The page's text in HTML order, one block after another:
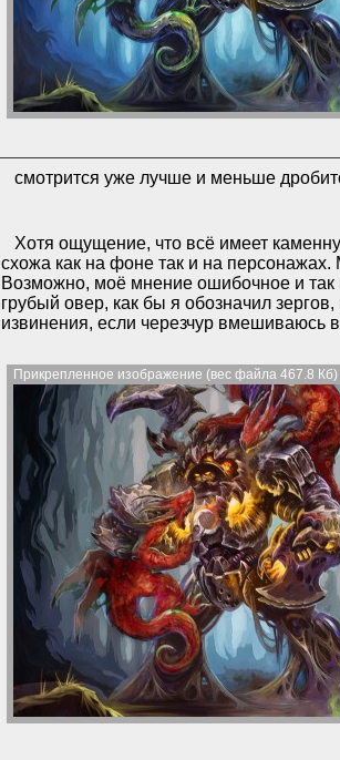
смотрится уже лучше и меньше
Хотя ощущение, что всё имеет
схожа как на фоне так и на
Возможно, моё мнение ошибочное и
грубый овер, как бы я обозначил
извинения, если черезчур вмешиваюсь
Прикрепленное изображение (вес файла 467.8 Кб)